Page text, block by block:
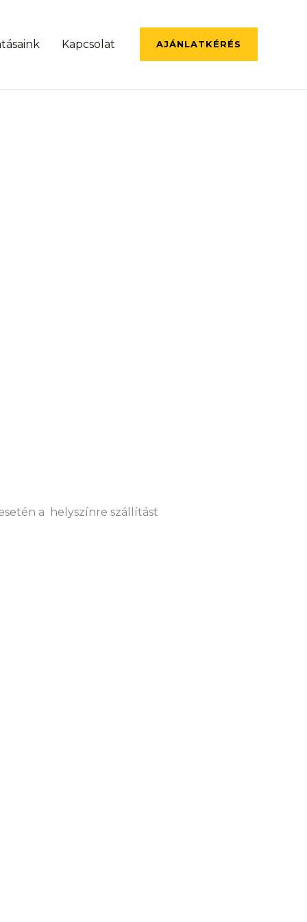
Kapcsolat AJÁNLATKÉRÉS
a helyszínre szállítást